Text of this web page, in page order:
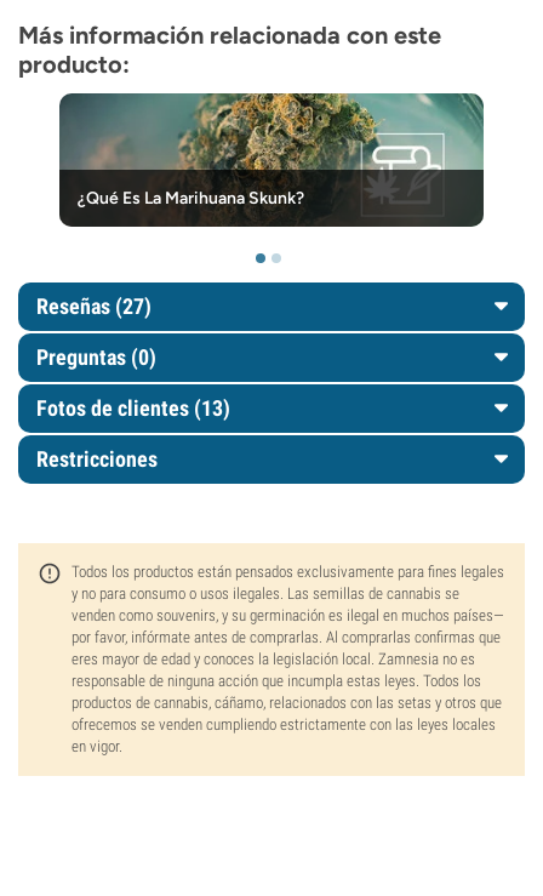
Más información relacionada con este
producto:
¿Qué Es La Marihuana Skunk?
Reseñas (27)
Preguntas (0)
Fotos de clientes (13)
Restricciones
Todos los productos están pensados exclusivamente para fines legales
y no para consumo o usos ilegales. Las semillas de cannabis se
venden como souvenirs, y su germinación es ilegal en muchos países—
por favor, infórmate antes de comprarlas. Al comprarlas confirmas que
eres mayor de edad y conoces la legislación local. Zamnesia no es
responsable de ninguna acción que incumpla estas leyes. Todos los
productos de cannabis, cáñamo, relacionados con las setas y otros que
ofrecemos se venden cumpliendo estrictamente con las leyes locales
en vigor.